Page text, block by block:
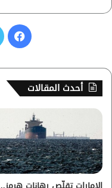
س
ب
ك
أحدث المقالات